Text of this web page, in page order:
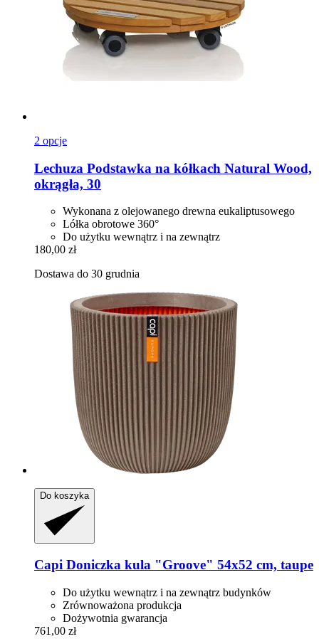
2 opcje
Lechuza Podstawka na kółkach Natural Wood,
okrągła, 30
Wykonana z olejowanego drewna eukaliptusowego
Lółka obrotowe 360°
Do użytku wewnątrz i na zewnątrz
180,00 zł
Dostawa do 30 grudnia
Do koszyka
Capi Doniczka kula "Groove" 54x52 cm, taupe
Do użytku wewnątrz i na zewnątrz budynków
Zrównoważona produkcja
Dożywotnia gwarancja
761,00 zł